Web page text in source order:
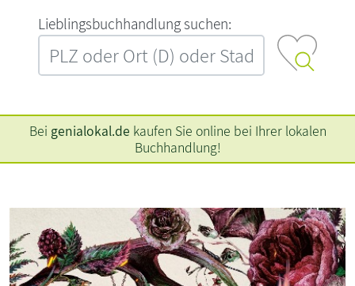
L‍i‍e‍b‍l‍i‍n‍g‍s‍b‍u‍c‍h‍h‍a‍n‍d‍l‍u‍n‍g‍ ‍s‍u‍c‍h‍e‍n‍:‍
Bei genialokal.de kaufen Sie online bei Ihrer lokalen
Buchhandlung!